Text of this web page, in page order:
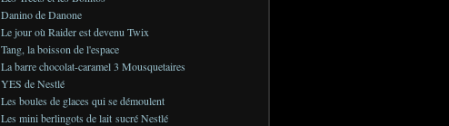
Danino de Danone
Le jour où Raider est devenu Twix
Tang, la boisson de l'espace
La barre chocolat-caramel 3 Mousquetaires
YES de Nestlé
Les boules de glaces qui se démoulent
Les mini berlingots de lait sucré Nestlé